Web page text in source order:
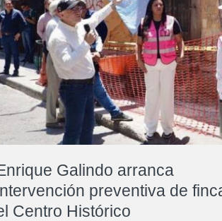
Galindo arranca
preventiva de
Centro Histórico